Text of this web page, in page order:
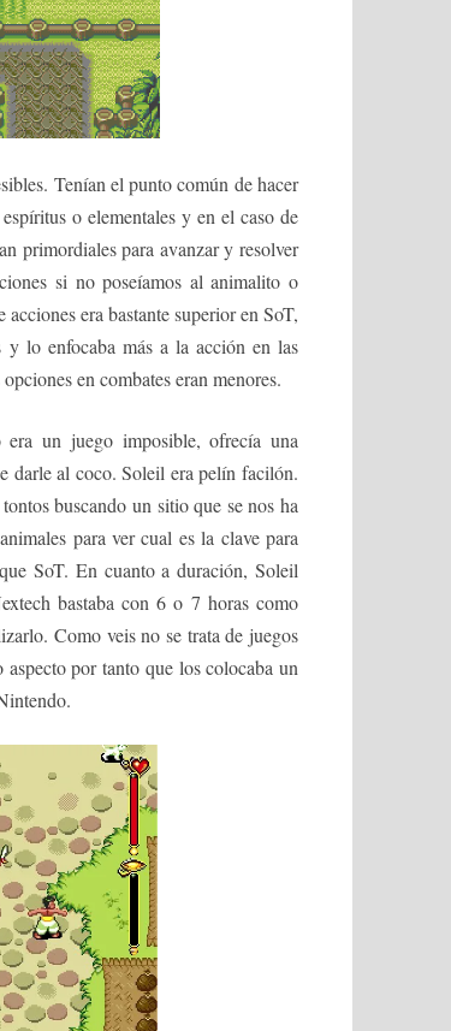
Tenían el punto común de hacer
o elementales y en el caso de
primordiales para avanzar y resolver
si no poseíamos al animalito o
era bastante superior en SoT,
lo enfocaba más a la acción en las
en combates eran menores.
un juego imposible, ofrecía una
darle al coco. Soleil era pelín facilón.
buscando un sitio que se nos ha
para ver cual es la clave para
SoT. En cuanto a duración, Soleil
bastaba con 6 o 7 horas como
Como veis no se trata de juegos
por tanto que los colocaba un